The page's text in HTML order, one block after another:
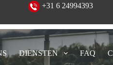
+31 6 24994393
DIENSTEN FAQ